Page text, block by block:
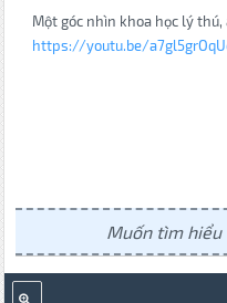
Một góc nhìn khoa học lý
https://youtu.be/
Muốn tìm hiểu